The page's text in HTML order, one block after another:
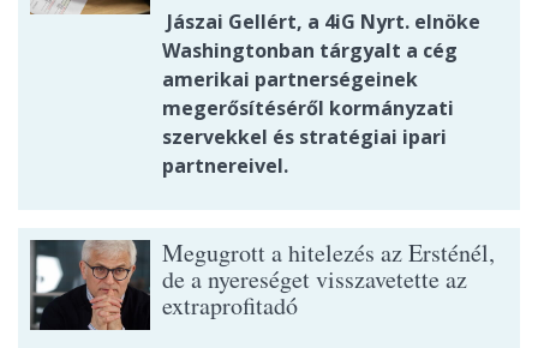
Jászai Gellért, a 4iG Nyrt. elnöke
Washingtonban tárgyalt a cég
amerikai partnerségeinek
megerősítéséről kormányzati
szervekkel és stratégiai ipari
partnereivel.
Megugrott a hitelezés az Ersténél,
de a nyereséget visszavetette az
extraprofitadó